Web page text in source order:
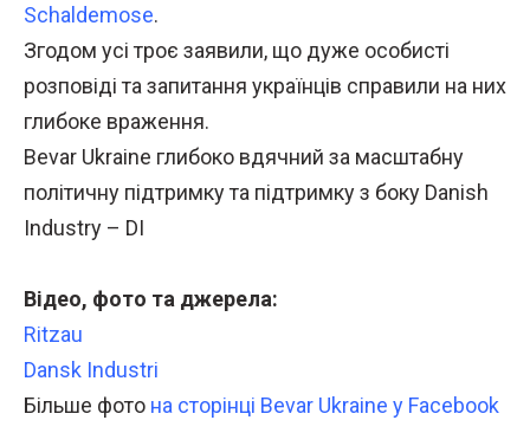
Schaldemose.
Згодом усі троє заявили, що дуже особисті
розповіді та запитання українців справили на них
глибоке враження.
Bevar Ukraine глибоко вдячний за масштабну
політичну підтримку та підтримку з боку Danish
Industry – DI
Відео, фото та джерела:
Ritzau
Dansk Industri
Більше фото на сторінці Bevar Ukraine у ​​Facebook